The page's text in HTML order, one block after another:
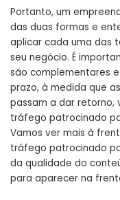
Portanto, um
das duas formas e
aplicar cada uma das
seu negócio. É
são complementares
prazo, à medida que
passam a dar retorno,
tráfego patrocinado
Vamos ver mais à
tráfego patrocinado
da qualidade do
para aparecer na